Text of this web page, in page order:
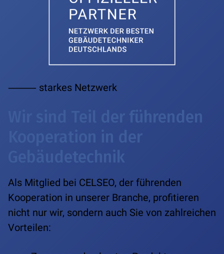
⸻ starkes Netzwerk
Wir sind Teil der führenden
Kooperation in der
Gebäudetechnik
Als Mitglied bei CELSEO, der führenden
Kooperation in unserer Branche, profitieren
nicht nur wir, sondern auch Sie von zahlreichen
Vorteilen: